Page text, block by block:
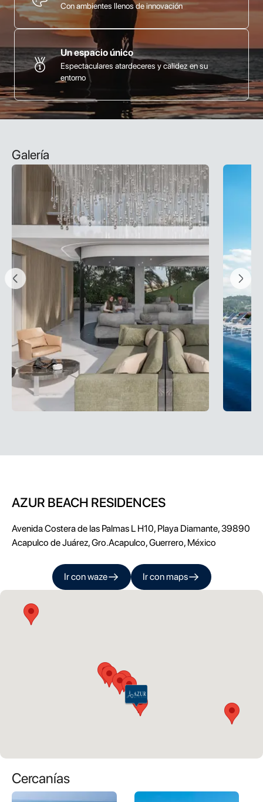
Con ambientes llenos de innovación
Un espacio único
Espectaculares atardeceres y calidez en su
entorno
Galería
AZUR BEACH RESIDENCES
Avenida Costera de las Palmas L H10, Playa Diamante, 39890
Acapulco de Juárez, Gro.Acapulco,Guerrero, México
Ir conwaze Ir conmaps
Cercanías